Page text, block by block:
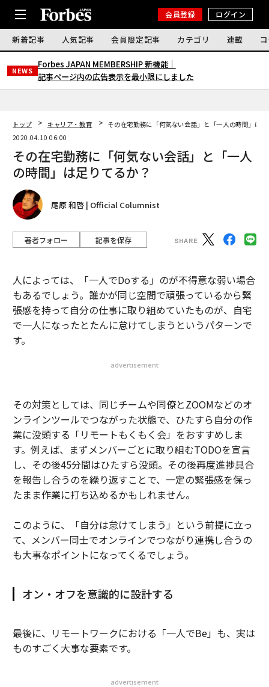
会員登録 ログイン
新着記事 人気記事 会員限定記事 カテゴリ 連載
NEWS
Forbes JAPAN MEMBERSHIP 新機能｜
記事ページ内の広告表示を最小限にしました
トップ キャリア・教育
その在宅勤務に「何気ない会話」と「一人の時間」は
2020.04.10 06:00
その在宅勤務に「何気ない会話」と「一人
の時間」は足りてるか？
尾原 和啓 | Official Columnist
著者フォロー 記事を保存
人によっては、「一人でDoする」のが不得意な弱い場合
もあるでしょう。誰かが同じ空間で頑張っているから緊
張感を持って自分の仕事に取り組めていたものが、自宅
で一人になったとたんに怠けてしまうというパターンで
す。
advertisement
その対策としては、同じチームや同僚とZOOMなどのオ
ンラインツールでつながった状態で、ひたすら自分の作
業に没頭する「リモートもくもく会」をおすすめしま
す。例えば、まずメンバーごとに取り組むTODOを宣言
し、その後45分間はひたすら没頭。その後再度進捗具合
を報告し合うのを繰り返すことで、一定の緊張感を保っ
たまま作業に打ち込めるかもしれません。
このように、「自分は怠けてしまう」という前提に立っ
て、メンバー同士でオンラインでつながり連携し合うの
も大事なポイントになってくるでしょう。
オン・オフを意識的に設計する
最後に、リモートワークにおける「一人でBe」も、実は
ものすごく大事な要素です。
advertisement